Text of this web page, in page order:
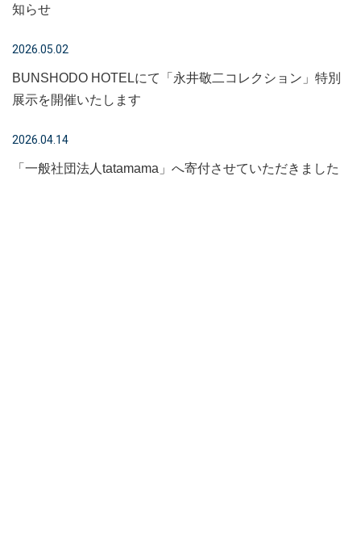
知らせ
2026.05.02
BUNSHODO HOTELにて「永井敬二コレクション」特別
展示を開催いたします
2026.04.14
「一般社団法人tatamama」へ寄付させていただきました